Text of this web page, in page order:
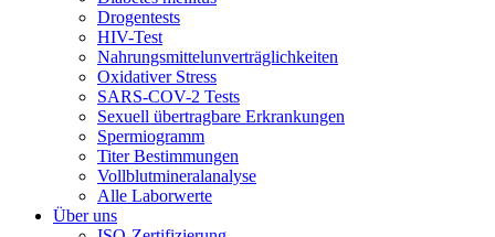
Drogentests
HIV-Test
Nahrungsmittel­unverträglichkeiten
Oxidativer Stress
SARS-COV-2 Tests
Sexuell übertragbare Erkrankungen
Spermiogramm
Titer Bestimmungen
Vollblutmineralanalyse
Alle Laborwerte
Über uns